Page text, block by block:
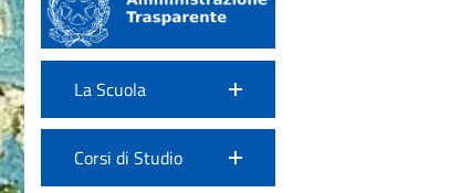
La Scuola
Corsi di Studio